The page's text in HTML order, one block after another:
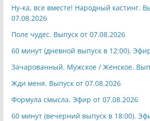
Ну-ка, все вместе! Народный кастинг.
07.08.2026
Поле чудес. Выпуск от 07.08.2026
60 минут (дневной выпуск в 12:00).
Зачарованный. Мужское / Женское.
Жди меня. Выпуск от 07.08.2026
Формула смысла. Эфир от 07.08.2026
60 минут (вечерний выпуск в 18:00).